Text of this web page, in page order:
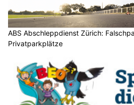
ABS Abschleppdienst Zürich:
Privatparkplätze